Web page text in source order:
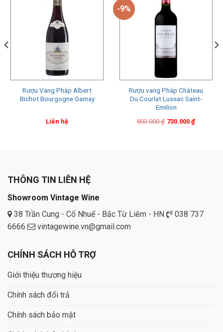
Rượu Vang Pháp Albert
Bichot Bourgogne Gamay
Liên hệ
-9%
Rượu vang Pháp Château
Du Courlat Lussac Saint-
Emilion
803.000₫
Original
730.000 ₫
Current
THÔNG TIN LIÊN HỆ
Showroom Vintage Wine
38 Trần Cung - Cổ Nhuế - Bắc Từ Liêm - HN
038 737
6666
vintagewine.vn@gmail.com
CHÍNH SÁCH HỖ TRỢ
Giới thiệu thương hiệu
Chính sách đổi trả
Chính sách bảo mật